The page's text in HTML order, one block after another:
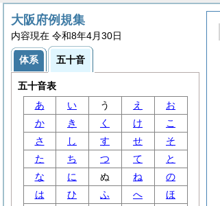
大阪府例規集
内容現在 令和8年4月30日
体系 五十音
五十音表
あ
い う え
お
か
き く け
こ
さ
し す せ
そ
た
ち つ て
と
な
に ぬ ね
の
は
ひ ふ へ
ほ